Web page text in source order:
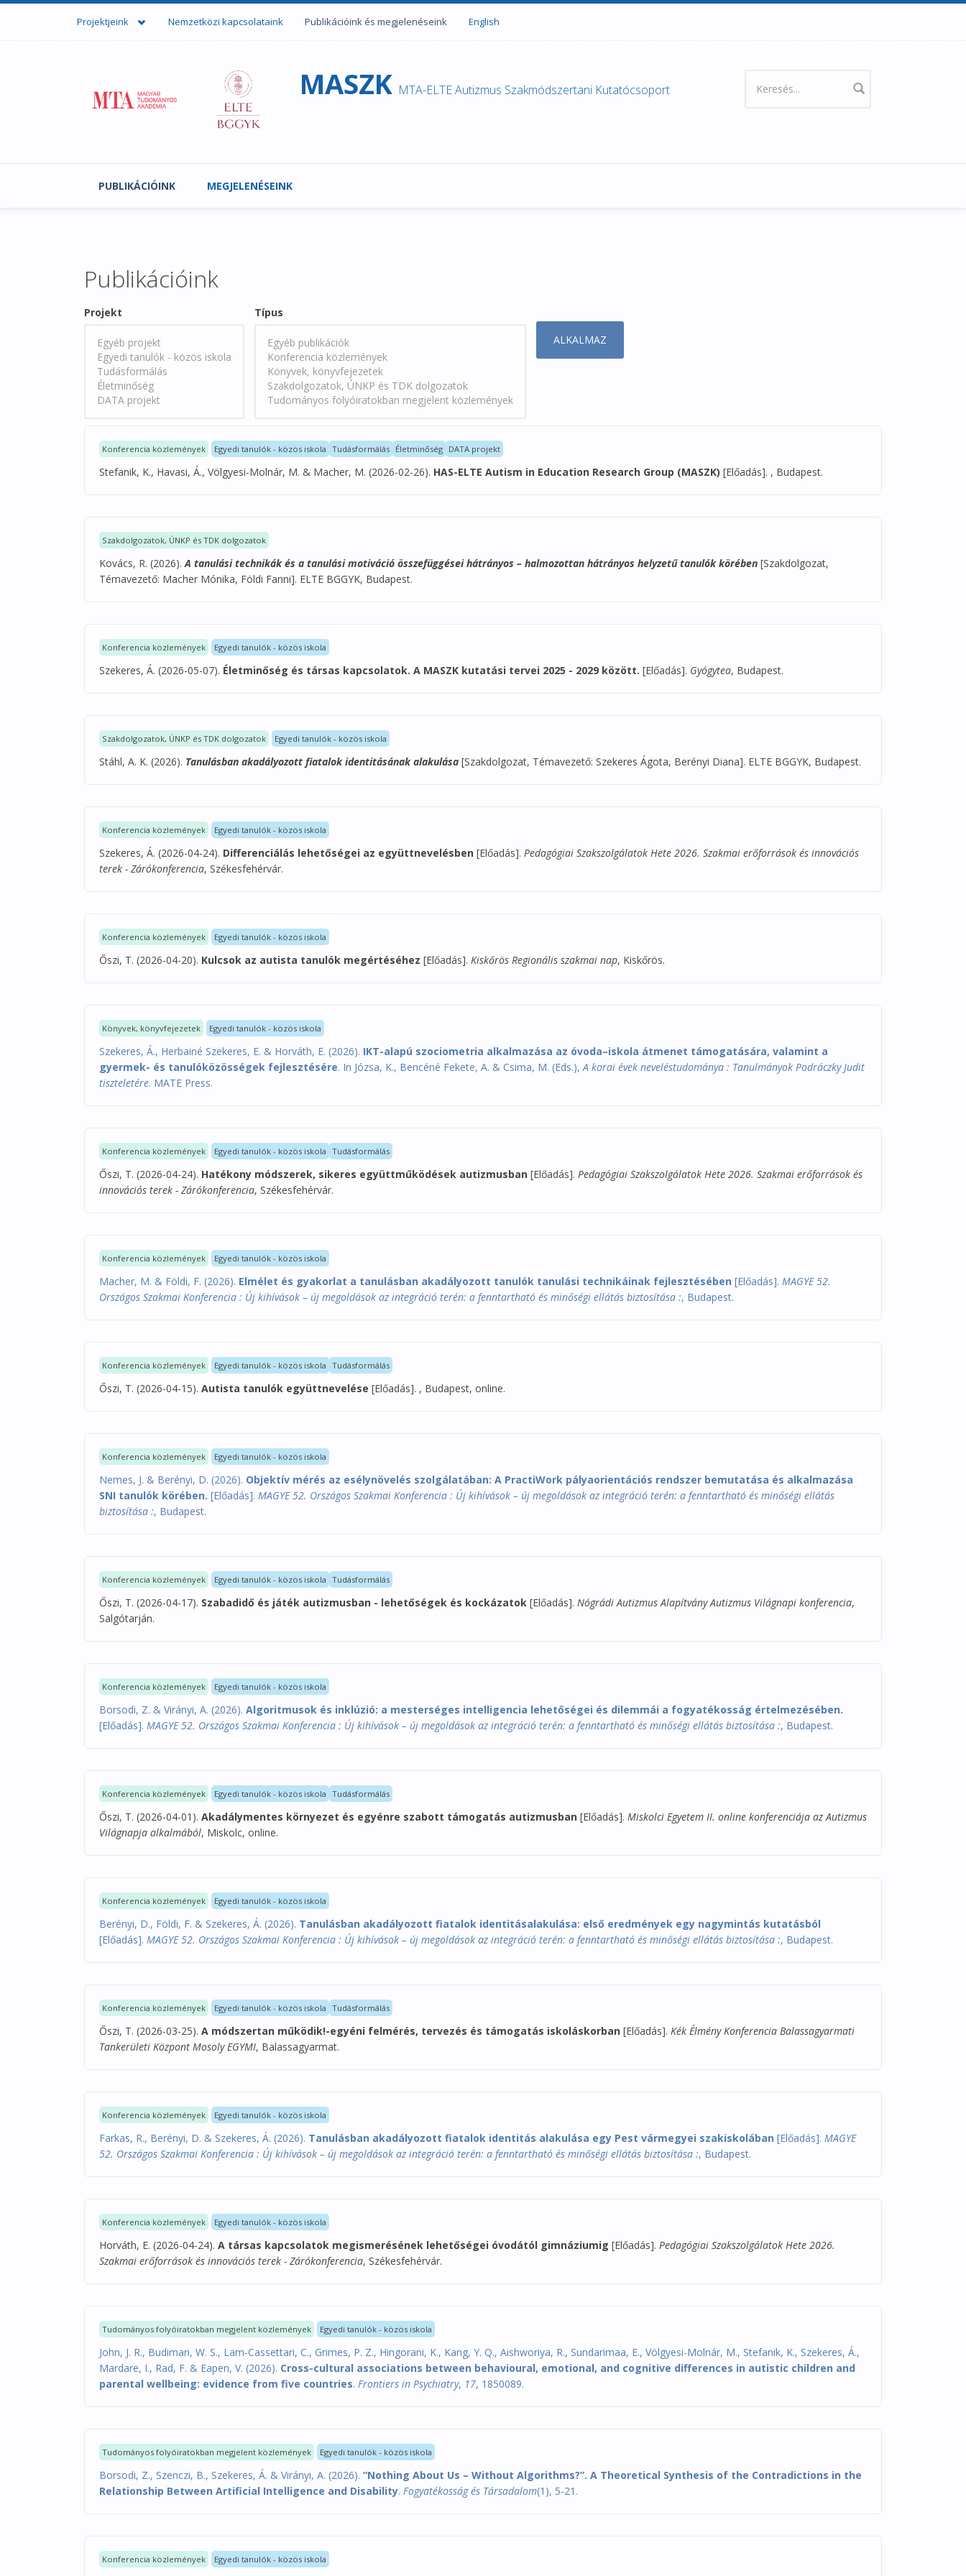
Ugrás a tartalomra
Projektjeink Nemzetközi kapcsolataink Publikációink és megjelenéseink English
MASZK MTA-ELTE Autizmus Szakmódszertani Kutatócsoport Keresés űrlap
PUBLIKÁCIÓINK MEGJELENÉSEINK
Publikációink
Projekt Típus
Konferencia közlemények Egyedi tanulók - közös iskola Tudásformálás Életminőség DATA projekt
Stefanik, K., Havasi, Á., Völgyesi-Molnár, M. & Macher, M. (2026-02-26). HAS-ELTE Autism in Education Research Group (MASZK)​ [Előadás]. , Budapest.
Szakdolgozatok, ÚNKP és TDK dolgozatok
Kovács, R. (2026).A tanulási technikák és a tanulási motiváció összefüggései hátrányos – halmozottan hátrányos helyzetű tanulók körében [Szakdolgozat,
Témavezető: Macher Mónika, Földi Fanni]. ELTE BGGYK, Budapest.
Konferencia közlemények Egyedi tanulók - közös iskola
Szekeres, Á. (2026-05-07). Életminőség és társas kapcsolatok. A MASZK kutatási tervei 2025 - 2029 között. [Előadás]. Gyógytea, Budapest.
Szakdolgozatok, ÚNKP és TDK dolgozatok Egyedi tanulók - közös iskola
Stáhl, A. K. (2026). Tanulásban akadályozott fiatalok identitásának alakulása [Szakdolgozat, Témavezető: Szekeres Ágota, Berényi Diana]. ELTE BGGYK, Budapest.
Konferencia közlemények Egyedi tanulók - közös iskola
Szekeres, Á. (2026-04-24). Differenciálás lehetőségei az együttnevelésben [Előadás]. Pedagógiai Szakszolgálatok Hete 2026. Szakmai erőforrások és innovációs
terek - Zárókonferencia, Székesfehérvár.
Konferencia közlemények Egyedi tanulók - közös iskola
Őszi, T. (2026-04-20). Kulcsok az autista tanulók megértéséhez [Előadás]. Kiskőrös Regionális szakmai nap, Kiskőrös.
Könyvek, könyvfejezetek Egyedi tanulók - közös iskola
Szekeres, Á., Herbainé Szekeres, E. & Horváth, E. (2026). IKT-alapú szociometria alkalmazása az óvoda–iskola átmenet támogatására, valamint a
gyermek- és tanulóközösségek fejlesztésére. In Józsa, K., Bencéné Fekete, A. & Csima, M. (Eds.),A korai évek neveléstudománya : Tanulmányok Podráczky Judit
tiszteletére. MATE Press.
Konferencia közlemények Egyedi tanulók - közös iskola Tudásformálás
Őszi, T. (2026-04-24). Hatékony módszerek, sikeres együttműködések autizmusban [Előadás]. Pedagógiai Szakszolgálatok Hete 2026. Szakmai erőforrások és
innovációs terek - Zárókonferencia, Székesfehérvár.
Konferencia közlemények Egyedi tanulók - közös iskola
Macher, M. & Földi, F. (2026). Elmélet és gyakorlat a tanulásban akadályozott tanulók tanulási technikáinak fejlesztésében [Előadás]. MAGYE 52.
Országos Szakmai Konferencia : Új kihívások – új megoldások az integráció terén: a fenntartható és minőségi ellátás biztosítása :, Budapest.
Konferencia közlemények Egyedi tanulók - közös iskola Tudásformálás
Őszi, T. (2026-04-15). Autista tanulók együttnevelése [Előadás]. , Budapest, online.
Konferencia közlemények Egyedi tanulók - közös iskola
Nemes, J. & Berényi, D. (2026). Objektív mérés az esélynövelés szolgálatában: A PractiWork pályaorientációs rendszer bemutatása és alkalmazása
SNI tanulók körében. [Előadás]. MAGYE 52. Országos Szakmai Konferencia : Új kihívások – új megoldások az integráció terén: a fenntartható és minőségi ellátás
biztosítása :, Budapest.
Konferencia közlemények Egyedi tanulók - közös iskola Tudásformálás
Őszi, T. (2026-04-17). Szabadidő és játék autizmusban - lehetőségek és kockázatok [Előadás]. Nógrádi Autizmus Alapítvány Autizmus Világnapi konferencia,
Salgótarján.
Konferencia közlemények Egyedi tanulók - közös iskola
Borsodi, Z. & Virányi, A. (2026). Algoritmusok és inklúzió: a mesterséges intelligencia lehetőségei és dilemmái a fogyatékosság értelmezésében.
[Előadás]. MAGYE 52. Országos Szakmai Konferencia : Új kihívások – új megoldások az integráció terén: a fenntartható és minőségi ellátás biztosítása :, Budapest.
Konferencia közlemények Egyedi tanulók - közös iskola Tudásformálás
Őszi, T. (2026-04-01). Akadálymentes környezet és egyénre szabott támogatás autizmusban [Előadás]. Miskolci Egyetem II. online konferenciája az Autizmus
Világnapja alkalmából, Miskolc, online.
Konferencia közlemények Egyedi tanulók - közös iskola
Berényi, D., Földi, F. & Szekeres, Á. (2026). Tanulásban akadályozott fiatalok identitásalakulása: első eredmények egy nagymintás kutatásból
[Előadás]. MAGYE 52. Országos Szakmai Konferencia : Új kihívások – új megoldások az integráció terén: a fenntartható és minőségi ellátás biztosítása :, Budapest.
Konferencia közlemények Egyedi tanulók - közös iskola Tudásformálás
Őszi, T. (2026-03-25). A módszertan működik!-egyéni felmérés, tervezés és támogatás iskoláskorban [Előadás]. Kék Élmény Konferencia Balassagyarmati
Tankerületi Központ Mosoly EGYMI, Balassagyarmat.
Konferencia közlemények Egyedi tanulók - közös iskola
Farkas, R., Berényi, D. & Szekeres, Á. (2026). Tanulásban akadályozott fiatalok identitás alakulása egy Pest vármegyei szakiskolában [Előadás]. MAGYE
52. Országos Szakmai Konferencia : Új kihívások – új megoldások az integráció terén: a fenntartható és minőségi ellátás biztosítása :, Budapest.
Konferencia közlemények Egyedi tanulók - közös iskola
Horváth, E. (2026-04-24). A társas kapcsolatok megismerésének lehetőségei óvodától gimnáziumig [Előadás]. Pedagógiai Szakszolgálatok Hete 2026.
Szakmai erőforrások és innovációs terek - Zárókonferencia, Székesfehérvár.
Tudományos folyóiratokban megjelent közlemények Egyedi tanulók - közös iskola
John, J. R., Budiman, W. S., Lam-Cassettari, C., Grimes, P. Z., Hingorani, K., Kang, Y. Q., Aishworiya, R., Sundarimaa, E., Völgyesi-Molnár, M., Stefanik, K., Szekeres, Á.,
Mardare, I., Rad, F. & Eapen, V. (2026). Cross-cultural associations between behavioural, emotional, and cognitive differences in autistic children and
parental wellbeing: evidence from five countries. Frontiers in Psychiatry, 17, 1850089.
Tudományos folyóiratokban megjelent közlemények Egyedi tanulók - közös iskola
Borsodi, Z., Szenczi, B., Szekeres, Á. & Virányi, A. (2026). “Nothing About Us – Without Algorithms?”. A Theoretical Synthesis of the Contradictions in the
Relationship Between Artificial Intelligence and Disability. Fogyatékosság és Társadalom(1), 5-21.
Konferencia közlemények Egyedi tanulók - közös iskola